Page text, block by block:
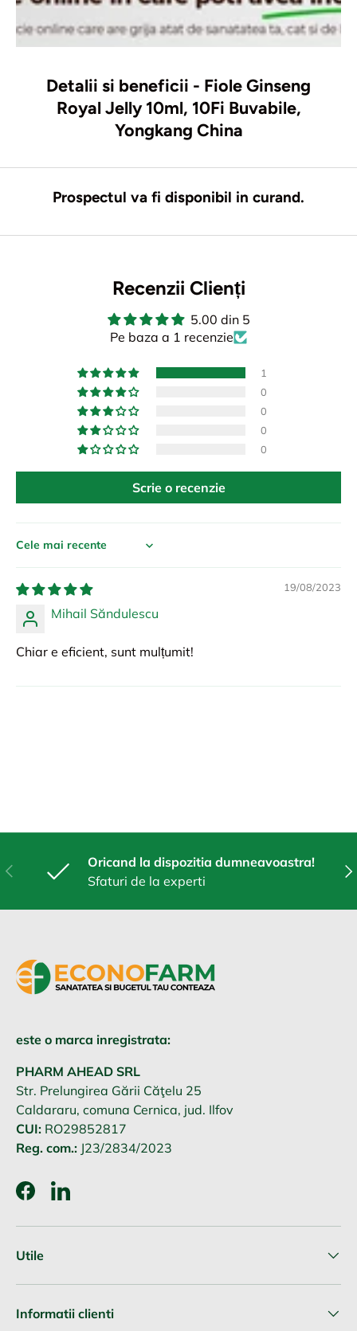
Detalii si beneficii - Fiole Ginseng
Royal Jelly 10ml, 10Fi Buvabile,
Yongkang China
Prospectul va fi disponibil in curand.
Recenzii Clienți
5.00 din 5
Pe baza a 1 recenzie
1
0
0
0
0
Scrie o recenzie
Sort by
19/08/2023
Mihail Săndulescu
Chiar e eficient, sunt mulțumit!
Anterior
Oricand la dispozitia dumneavoastra!
Sfaturi de la experti
este o marca inregistrata:
PHARM AHEAD SRL
Str. Prelungirea Gării Căţelu 25
Caldararu, comuna Cernica, jud. Ilfov
CUI: RO29852817
Reg. com.: J23/2834/2023
FacebookLinkedIn
Utile
Informatii clienti